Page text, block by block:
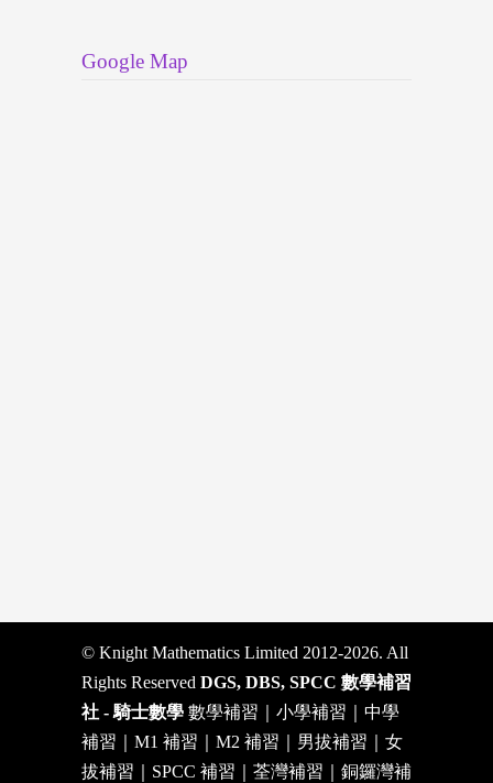
Google Map
© Knight Mathematics Limited 2012-2026. All
Rights Reserved DGS, DBS, SPCC 數學補習
社 - 騎士數學 數學補習｜小學補習｜中學
補習｜M1 補習｜M2 補習｜男拔補習｜女
拔補習｜SPCC 補習｜荃灣補習｜銅鑼灣補